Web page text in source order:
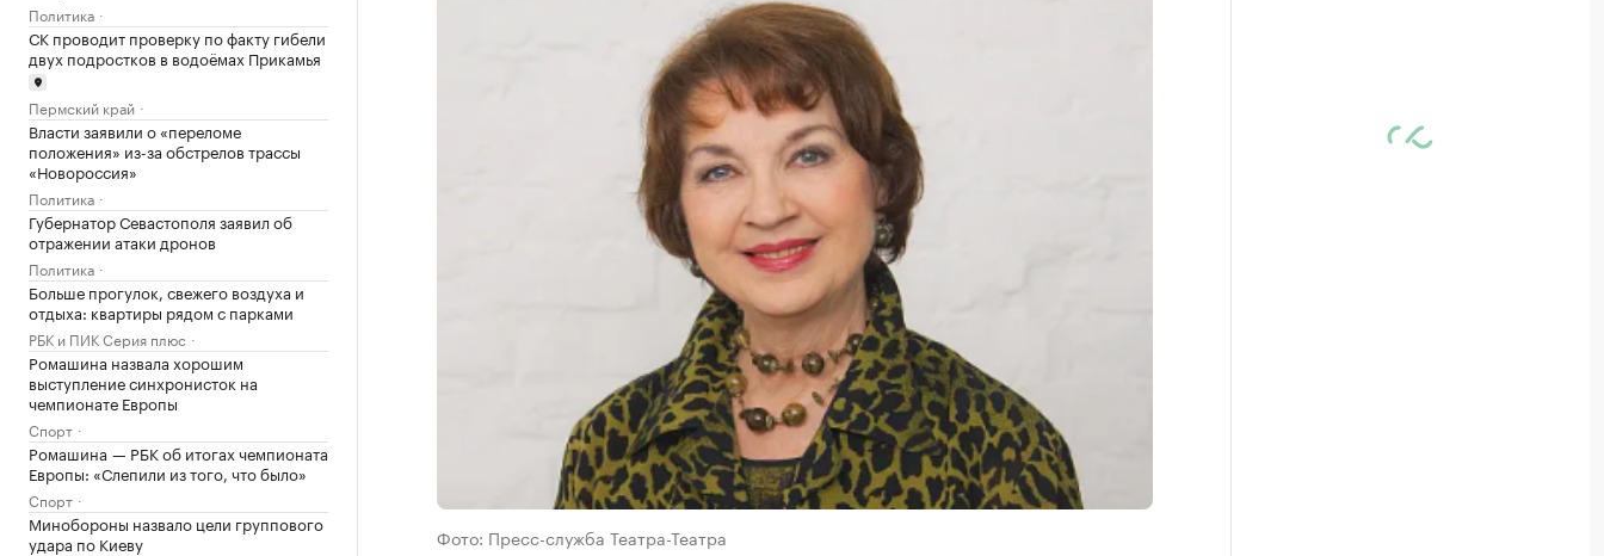
Политика
СК проводит проверку по факту гибели
двух подростков в водоёмах Прикамья
Пермский край
Власти заявили о «переломе
положения» из-за обстрелов трассы
«Новороссия»
Политика
Губернатор Севастополя заявил об
отражении атаки дронов
Политика
Больше прогулок, свежего воздуха и
отдыха: квартиры рядом с парками
РБК и ПИК Серия плюс
Ромашина назвала хорошим
выступление синхронисток на
чемпионате Европы
Спорт
Ромашина — РБК об итогах чемпионата
Европы: «Слепили из того, что было»
Спорт
Минобороны назвало цели группового
удара по Киеву
Фото: Пресс-служба Театра-Театра